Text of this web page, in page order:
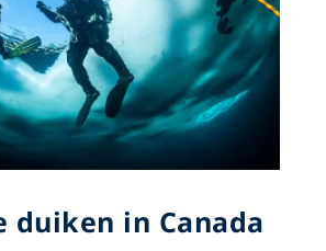
duiken in Canada